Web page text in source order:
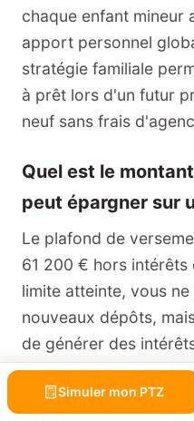
chaque enfant mineur
apport personnel
stratégie familiale
à prêt lors d'un futur
neuf sans frais
Quel est le
peut épargner sur
Le plafond de
61 200 € hors
limite atteinte, vous
nouveaux dépôts,
de générer des
durée maximale de 15
plan actif, un
Simuler mon PTZ